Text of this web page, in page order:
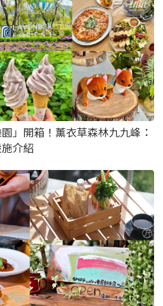
」開箱！薰衣草森林九九峰：
介紹